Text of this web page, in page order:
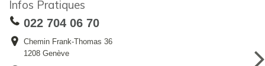
Infos Pratiques
022 704 06 70
Chemin Frank-Thomas 36
1208 Genève